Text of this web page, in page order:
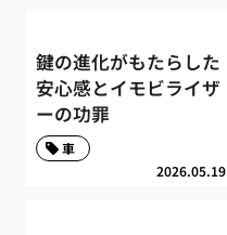
鍵の進化がもたらした
安心感とイモビライザ
ーの功罪
2026.05.19
車